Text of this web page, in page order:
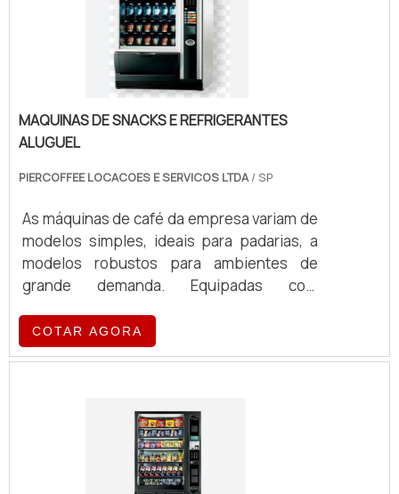
MAQUINAS DE SNACKS E REFRIGERANTES
ALUGUEL
PIERCOFFEE LOCACOES E SERVICOS LTDA/ SP
As máquinas de café da empresa variam de
modelos simples, ideais para padarias, a
modelos robustos para ambientes de
grande demanda. Equipadas com
oferecem eficiência e qualidade no
preparo de café, atendendo a diferentes
COTAR AGORA